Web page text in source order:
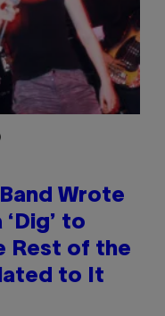
Wrote
to
Rest of the
to It